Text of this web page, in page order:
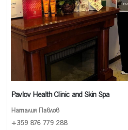
Pavlov Health Clinic and Skin Spa
Наталия Павлов
+359 876 779 288